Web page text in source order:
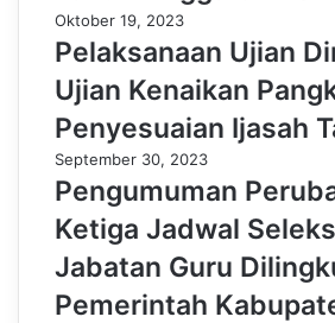
Oktober 19, 2023
Pelaksanaan Ujian
Ujian Kenaikan
Penyesuaian Ijasah
September 30, 2023
Pengumuman
Ketiga Jadwal
Jabatan Guru
Pemerintah